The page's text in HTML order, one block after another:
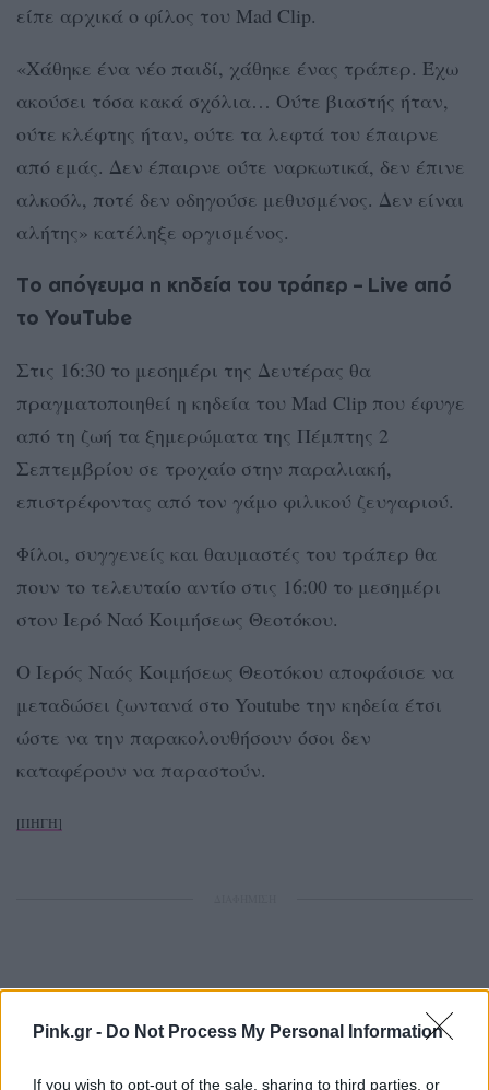
Pink.gr - Do Not Process My Personal Information
If you wish to opt-out of the sale, sharing to third parties, or
είπε αρχικά ο φίλος του Mad Clip.
«Χάθηκε ένα νέο παιδί, χάθηκε ένας τράπερ. Έχω
ακούσει τόσα κακά σχόλια… Ούτε βιαστής ήταν,
ούτε κλέφτης ήταν, ούτε τα λεφτά του έπαιρνε
από εμάς. Δεν έπαιρνε ούτε ναρκωτικά, δεν έπινε
αλκοόλ, ποτέ δεν οδηγούσε μεθυσμένος. Δεν είναι
αλήτης» κατέληξε οργισμένος.
Tο απόγευμα η κηδεία του τράπερ – Live από
το YouTube
Στις 16:30 το μεσημέρι της Δευτέρας θα
πραγματοποιηθεί η κηδεία του Mad Clip που έφυγε
από τη ζωή τα ξημερώματα της Πέμπτης 2
Σεπτεμβρίου σε τροχαίο στην παραλιακή,
επιστρέφοντας από τον γάμο φιλικού ζευγαριού.
Φίλοι, συγγενείς και θαυμαστές του τράπερ θα
πουν το τελευταίο αντίο στις 16:00 το μεσημέρι
στον Ιερό Ναό Κοιμήσεως Θεοτόκου.
Ο Ιερός Ναός Κοιμήσεως Θεοτόκου αποφάσισε να
μεταδώσει ζωντανά στο Youtube την κηδεία έτσι
ώστε να την παρακολουθήσουν όσοι δεν
καταφέρουν να παραστούν.
[ΠΗΓΗ]